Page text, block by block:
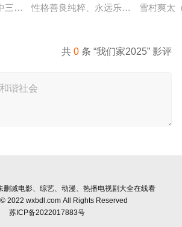
三年级生武宫夏辉（深田龙生饰），在经
性格善良纯粹、永远乐观开朗的阳光
雪村爽太
共0 条 “我们家2025” 影评
删减电影、综艺、动漫、热播电视剧大全在线看
2022 wxbdl.com All Rights Reserved
苏ICP备2022017883号